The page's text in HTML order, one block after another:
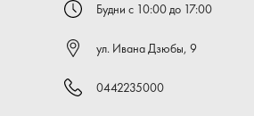
Будни с 10:00 до 17:00
ул. Ивана Дзюбы, 9
0442235000